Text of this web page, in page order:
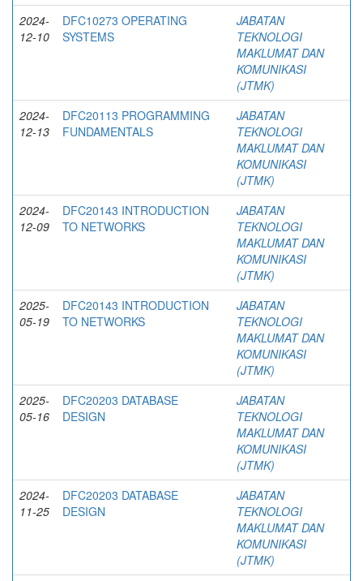
2024-
12-10
DFC10273 OPERATING
SYSTEMS
JABATAN
TEKNOLOGI
MAKLUMAT DAN
KOMUNIKASI
(JTMK)
2024-
12-13
DFC20113 PROGRAMMING
FUNDAMENTALS
JABATAN
TEKNOLOGI
MAKLUMAT DAN
KOMUNIKASI
(JTMK)
2024-
12-09
DFC20143 INTRODUCTION
TO NETWORKS
JABATAN
TEKNOLOGI
MAKLUMAT DAN
KOMUNIKASI
(JTMK)
2025-
05-19
DFC20143 INTRODUCTION
TO NETWORKS
JABATAN
TEKNOLOGI
MAKLUMAT DAN
KOMUNIKASI
(JTMK)
2025-
05-16
DFC20203 DATABASE
DESIGN
JABATAN
TEKNOLOGI
MAKLUMAT DAN
KOMUNIKASI
(JTMK)
2024-
11-25
DFC20203 DATABASE
DESIGN
JABATAN
TEKNOLOGI
MAKLUMAT DAN
KOMUNIKASI
(JTMK)